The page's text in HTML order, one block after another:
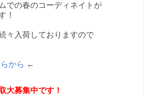
での春のコーディネイトが
！
々入荷しておりますので
から ←
大募集中です！